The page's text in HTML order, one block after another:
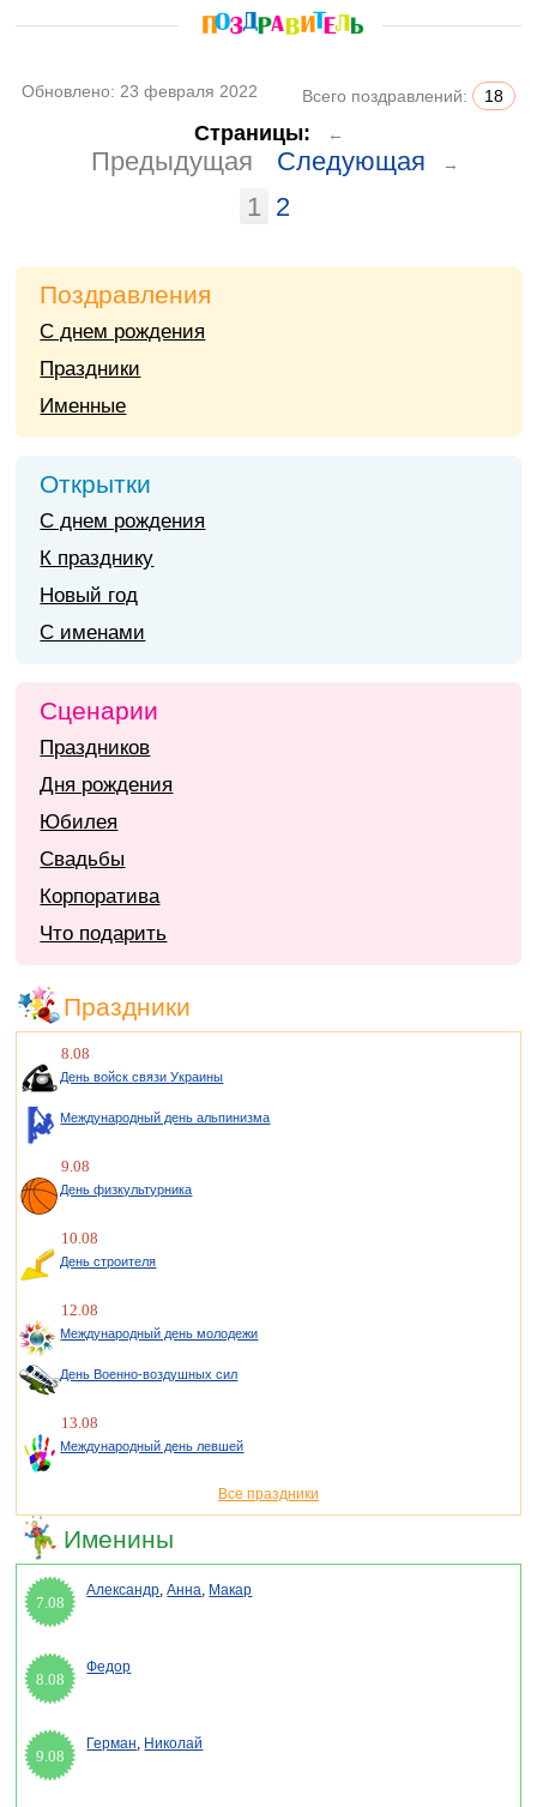
Обновлено: 23 февраля 2022 Всего поздравлений: 18
Страницы: ←
Предыдущая Следующая →
1 2
Поздравления
С днем рождения
Праздники
Именные
Открытки
С днем рождения
К празднику
Новый год
С именами
Сценарии
Праздников
Дня рождения
Юбилея
Свадьбы
Корпоратива
Что подарить
Праздники
8.08
День войск связи Украины
Международный день альпинизма
9.08
День физкультурника
10.08
День строителя
12.08
Международный день молодежи
День Военно-воздушных сил
13.08
Международный день левшей
Все праздники
Именины
7.08
Александр,Анна, Макар
8.08
Федор
9.08
Герман, Николай